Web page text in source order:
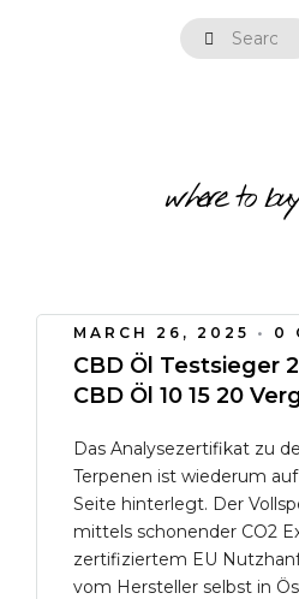
where to
MARCH 26, 2025 • 0
CBD Öl Testsieger
CBD Öl 10 15 20
Das Analysezertifikat zu
Terpenen ist wiederum
Seite hinterlegt. Der
mittels schonender CO2
zertifiziertem EU
vom Hersteller selbst in